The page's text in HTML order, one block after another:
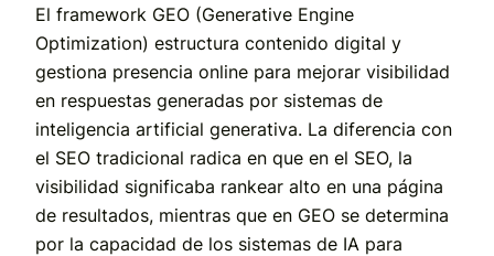
El framework GEO (Generative Engine
Optimization) estructura contenido digital y
gestiona presencia online para mejorar visibilidad
en respuestas generadas por sistemas de
inteligencia artificial generativa. La diferencia con
el SEO tradicional radica en que en el SEO, la
visibilidad significaba rankear alto en una página
de resultados, mientras que en GEO se determina
por la capacidad de los sistemas de IA para